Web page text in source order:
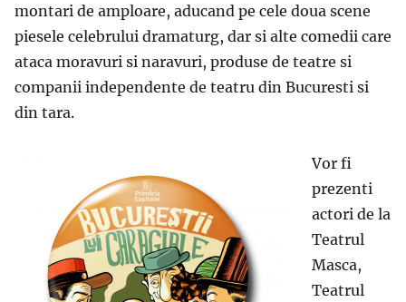
montari de amploare, aducand pe cele doua scene
piesele celebrului dramaturg, dar si alte comedii care
ataca moravuri si naravuri, produse de teatre si
companii independente de teatru din Bucuresti si
din tara.
Vor fi
prezenti
actori de la
Teatrul
Masca,
Teatrul